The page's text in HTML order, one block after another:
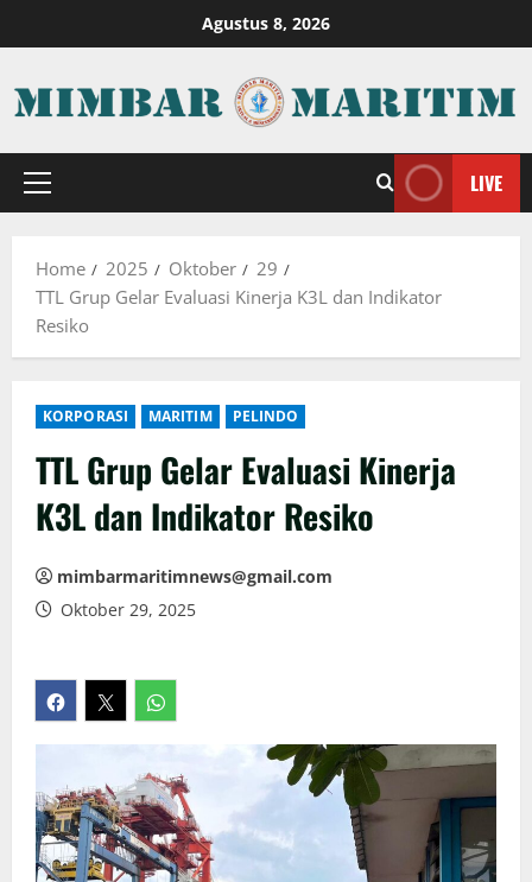
to
Agustus 8, 2026
Primary
LIVE
Home 2025 Oktober
29
TTL Grup Gelar Evaluasi Kinerja K3L dan Indikator
Resiko
KORPORASI MARITIM PELINDO
TTL Grup Gelar Evaluasi Kinerja
K3L dan Indikator Resiko
mimbarmaritimnews@gmail.com
Oktober 29, 2025